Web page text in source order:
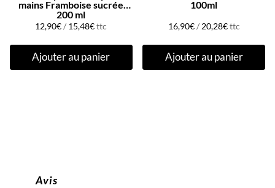
mains Framboise sucrée
200 ml
12,90€/ 15,48€ttc
Ajouter au panier
100ml
16,90€/ 20,28€ttc
Ajouter au panier
Avis